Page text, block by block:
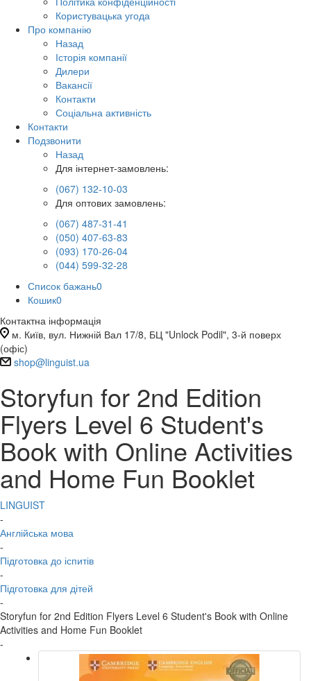
Користувацька угода
Про компанію
Назад
Історія компанії
Дилери
Вакансії
Контакти
Соціальна активність
Контакти
Подзвонити
Назад
Для інтернет-замовлень:
(067) 132-10-03
Для оптових замовлень:
(067) 487-31-41
(050) 407-63-83
(093) 170-26-04
(044) 599-32-28
Список бажань0
Кошик0
Контактна інформація
м. Київ, вул. Нижній Вал 17/8, БЦ "Unlock Podil", 3-й поверх
(офіс)
shop@linguist.ua
Storyfun for 2nd Edition
Flyers Level 6 Student's
Book with Online Activities
and Home Fun Booklet
LINGUIST
-
Англійська мова
-
Підготовка до іспитів
-
Підготовка для дітей
-
Storyfun for 2nd Edition Flyers Level 6 Student's Book with Online
Activities and Home Fun Booklet
-